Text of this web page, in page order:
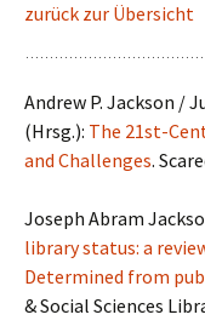
zurück zur Übersicht
Andrew P. Jackson /
(Hrsg.): The 21st-
and Challenges.
Joseph Abram
library status: a
Determined from
& Social Sciences